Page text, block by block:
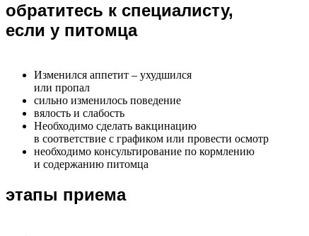
обратитесь к специалисту,
если у питомца
Изменился аппетит – ухудшился
или пропал
сильно изменилось поведение
вялость и слабость
Необходимо сделать вакцинацию
в соответствие с графиком или провести осмотр
необходимо консультирование по кормлению
и содержанию питомца
этапы приема